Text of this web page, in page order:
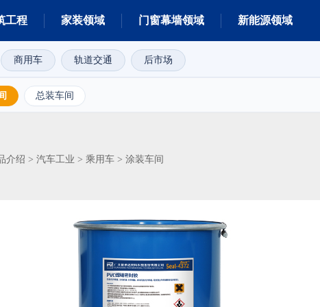
工程 家装领域 门窗幕墙领域 新能源领域
商用车 轨道交通 后市场
总装车间
介绍 >汽车工业 >乘用车 >涂装车间